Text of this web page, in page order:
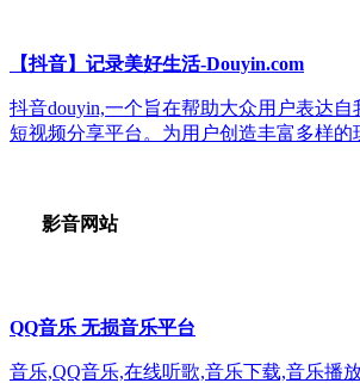
【抖音】记录美好生活-Douyin.com
抖音douyin,一个旨在帮助大众用户表达自
短视频分享平台。为用户创造丰富多样
影音网站
QQ音乐 无损音乐平台
音乐,QQ音乐,在线听歌,音乐下载,音乐播